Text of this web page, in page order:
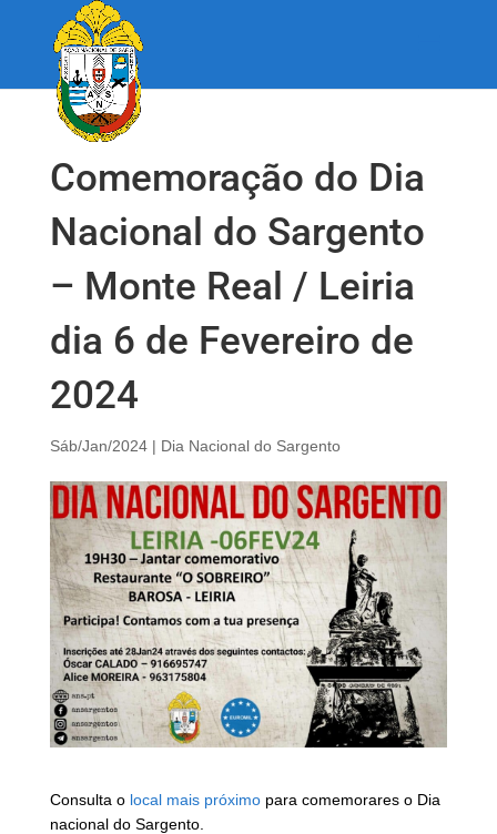
Comemoração do Dia
Nacional do Sargento
– Monte Real / Leiria
dia 6 de Fevereiro de
2024
Sáb/Jan/2024| Dia Nacional do Sargento
Consulta o local mais próximopara comemorares o Dia
nacional do Sargento.